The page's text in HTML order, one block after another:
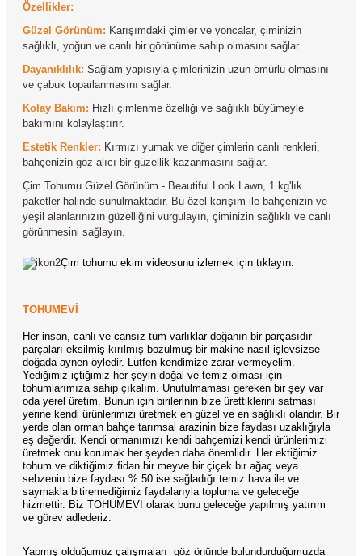
Özellikler:
Güzel Görünüm: Karışımdaki çimler ve yoncalar, çiminizin
sağlıklı, yoğun ve canlı bir görünüme sahip olmasını sağlar.
Dayanıklılık: Sağlam yapısıyla çimlerinizin uzun ömürlü olmasını
ve çabuk toparlanmasını sağlar.
Kolay Bakım: Hızlı çimlenme özelliği ve sağlıklı büyümeyle
bakımını kolaylaştırır.
Estetik Renkler: Kırmızı yumak ve diğer çimlerin canlı renkleri,
bahçenizin göz alıcı bir güzellik kazanmasını sağlar.
Çim Tohumu Güzel Görünüm - Beautiful Look Lawn, 1 kg'lık
paketler halinde sunulmaktadır. Bu özel karışım ile bahçenizin ve
yeşil alanlarınızın güzelliğini vurgulayın, çiminizin sağlıklı ve canlı
görünmesini sağlayın.
Çim tohumu ekim videosunu izlemek için tıklayın.
TOHUMEVİ
Her insan, canlı ve cansız tüm varlıklar doğanın bir parçasıdır
parçaları eksilmiş kırılmış bozulmuş bir makine nasıl işlevsizse
doğada aynen öyledir. Lütfen kendimize zarar vermeyelim.
Yediğimiz içtiğimiz her şeyin doğal ve temiz olması için
tohumlarımıza sahip çıkalım. Unutulmaması gereken bir şey var
oda yerel üretim. Bunun için birilerinin bize ürettiklerini satması
yerine kendi ürünlerimizi üretmek en güzel ve en sağlıklı olandır. Bir
yerde olan orman bahçe tarımsal arazinin bize faydası uzaklığıyla
eş değerdir. Kendi ormanımızı kendi bahçemizi kendi ürünlerimizi
üretmek onu korumak her şeyden daha önemlidir. Her ektiğimiz
tohum ve diktiğimiz fidan bir meyve bir çiçek bir ağaç veya
sebzenin bize faydası % 50 ise sağladığı temiz hava ile ve
saymakla bitiremediğimiz faydalarıyla topluma ve geleceğe
hizmettir. Biz TOHUMEVİ olarak bunu geleceğe yapılmış yatırım
ve görev adlederiz.
Yapmış olduğumuz çalışmaları göz önünde bulundurduğumuzda